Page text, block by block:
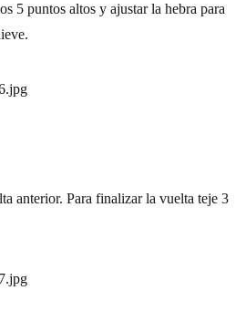
5 puntos altos y ajustar la hebra para
anterior. Para finalizar la vuelta teje 3